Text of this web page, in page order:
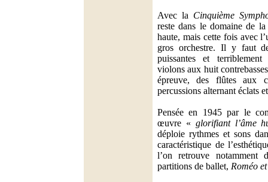
Avec la Cinquième
reste dans le domaine de
haute, mais cette fois avec
gros orchestre. Il y faut
puissantes et
violons aux huit
épreuve, des flûtes aux
percussions alternant éclats
Pensée en 1945 par le
œuvre « glorifiant l’âme
déploie rythmes et sons
caractéristique de
l’on retrouve notamment
partitions de ballet, Roméo